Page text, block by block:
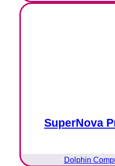
SuperNova
Dolphin